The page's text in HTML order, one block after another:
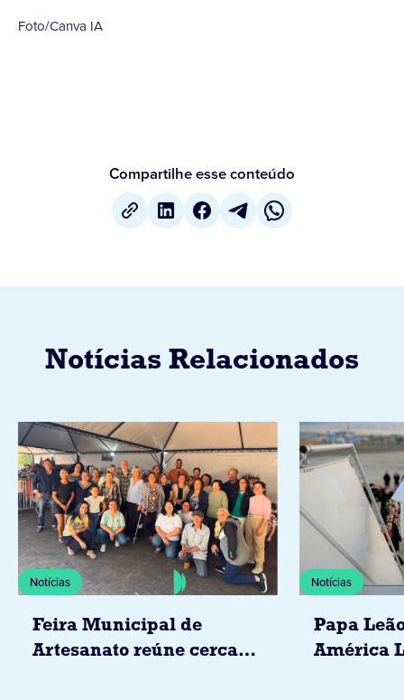
Foto/Canva IA
Compartilhe esse conteúdo
Notícias Relacionados
Notícias
Feira Municipal de
Artesanato reúne cerca
Notícias
Papa
América